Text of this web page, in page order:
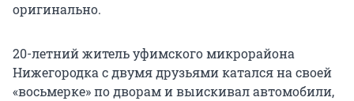
оригинально.
20-летний житель уфимского микрорайона
Нижегородка с двумя друзьями катался на своей
«восьмерке» по дворам и выискивал автомобили,